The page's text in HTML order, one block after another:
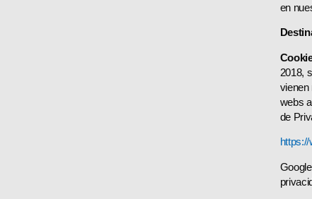
en
2018,
vienen
webs
de